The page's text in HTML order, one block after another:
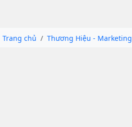
Trang chủ Thương Hiệu - Marketing